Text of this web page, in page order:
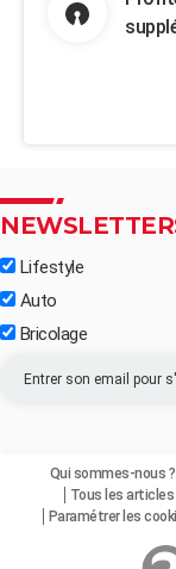
Lifestyle
Auto
Bricolage
Qui sommes-nous ?
Tous les articles
Paramétrer les